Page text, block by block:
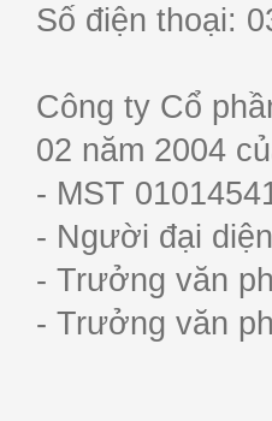
Số điện thoại:
Công ty Cổ
02 năm 2004
- MST
- Người đại
- Trưởng văn
- Trưởng văn